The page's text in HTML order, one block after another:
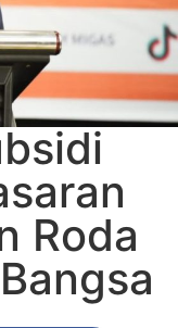
Roda